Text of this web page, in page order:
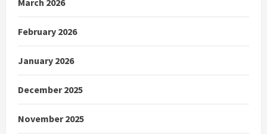
February 2026
January 2026
December 2025
November 2025